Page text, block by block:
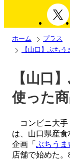
ホーム
プラス
【山口】ぶち
【山口
使った
コンビニ大手
は、山口県産
企画「 ぶちうま
店舗で始めた